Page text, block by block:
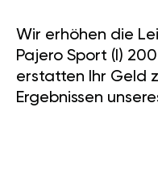
Wir erhöhen die
Pajero Sport (I)
erstatten Ihr Geld
Ergebnissen